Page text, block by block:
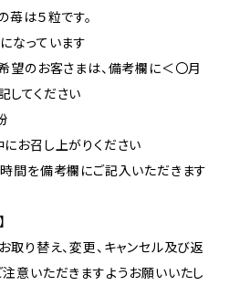
は５粒です。
なっています
のお客さまは、備考欄に＜〇月
してください
お召し上がりください
間を備考欄にご記入いただきます
取り替え、変更、キャンセル及び返
意いただきますようお願いいたし